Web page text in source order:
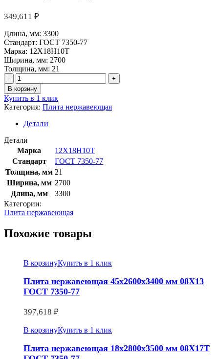
349,611 ₽
Длина, мм: 3300
Стандарт: ГОСТ 7350-77
Марка: 12Х18Н10Т
Ширина, мм: 2700
Толщина, мм: 21
Количество
товара
Плита
нержавеющая
21х2700х3300
мм
12Х18Н10Т
ГОСТ
7350-
В корзину
Купить в 1 клик
Категория: Плита нержавеющая
Детали
Детали
Марка
12Х18Н10Т
Стандарт
ГОСТ 7350-77
Толщина, мм 21
Ширина, мм 2700
Длина, мм
3300
Категории:
Плита нержавеющая
Похожие товары
В корзинуКупить в 1 клик
Плита нержавеющая 45х2600х3400 мм 08Х13
ГОСТ 7350-77
397,618 ₽
В корзинуКупить в 1 клик
Плита нержавеющая 18х2800х3500 мм 08Х17Т